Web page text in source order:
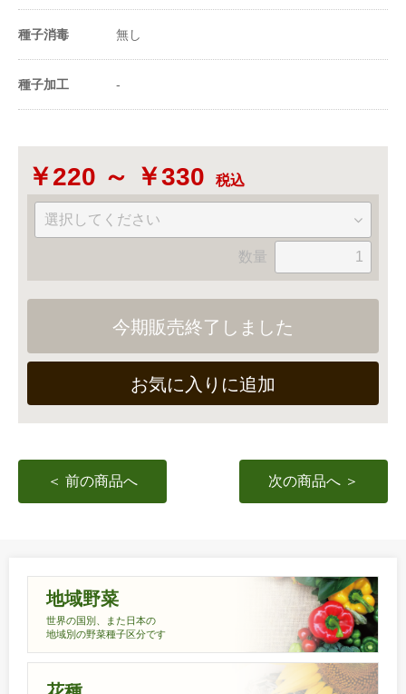
1m²当たり播種量
（粒数）
-
種子消毒 無し
種子加工 -
￥220 ～ ￥330 税込
数量
今期販売終了しました
お気に入りに追加
＜ 前の商品へ 次の商品へ ＞
地域野菜
世界の国別、また日本の
地域別の野菜種子区分です